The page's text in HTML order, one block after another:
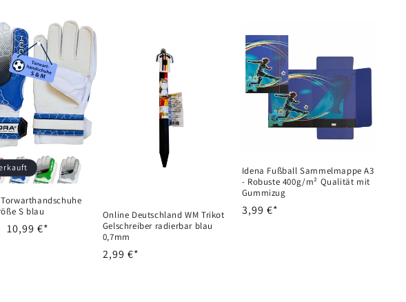
Torwarthandschuhe
S blau
Verkaufspreis
10,99 €*
Online Deutschland WM Trikot
Gelschreiber radierbar blau
0,7mm
Normaler
2,99 €*
Idena Fußball Sammelmappe A3
- Robuste 400g/m² Qualität mit
Gummizug
Normaler
3,99 €*